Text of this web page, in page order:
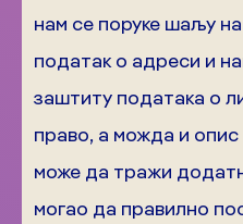
нам се поруке шаљу на
податак о адреси и
заштиту података о
право, а можда и опис
може да тражи
могао да правилно